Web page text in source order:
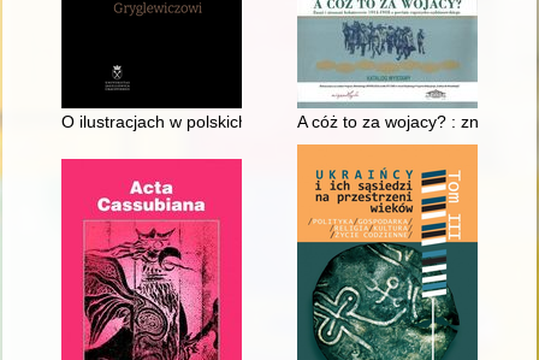
O ilustracjach w polskich książkach dziecięcych doby
A cóż to za wojacy? : znani i